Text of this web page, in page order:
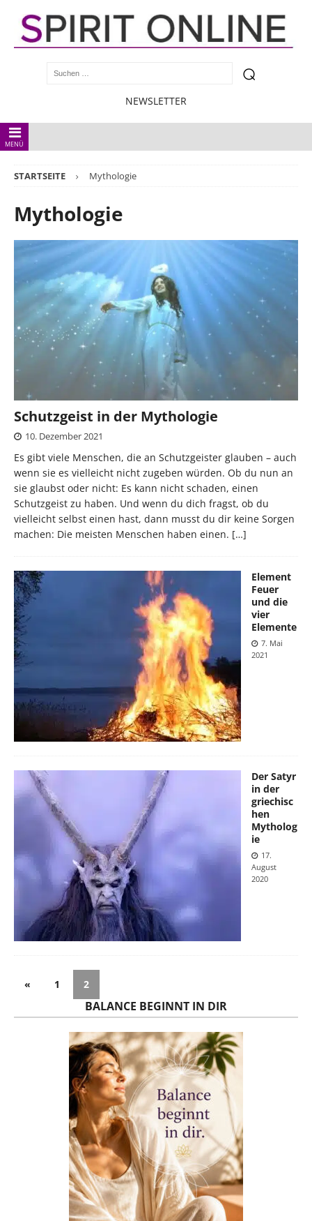
NEWSLETTER
MENÜ
STARTSEITE Mythologie
Mythologie
Schutzgeist in der Mythologie
10. Dezember 2021
Es gibt viele Menschen, die an Schutzgeister glauben – auch
wenn sie es vielleicht nicht zugeben würden. Ob du nun an
sie glaubst oder nicht: Es kann nicht schaden, einen
Schutzgeist zu haben. Und wenn du dich fragst, ob du
vielleicht selbst einen hast, dann musst du dir keine Sorgen
machen: Die meisten Menschen haben einen. […]
Element
Feuer
und die
vier
Elemente
7. Mai
2021
Der Satyr
in der
griechisc
hen
Mytholog
ie
17.
August
2020
« 1 2
BALANCE BEGINNT IN DIR